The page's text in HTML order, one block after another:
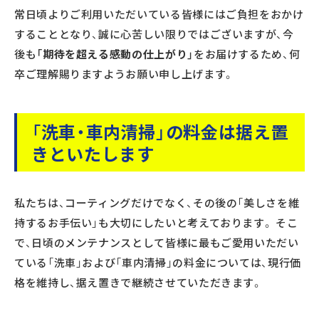
常日頃よりご利用いただいている皆様にはご負担をおかけ
することとなり、誠に心苦しい限りではございますが、今
後も 「期待を超える感動の仕上がり」をお届けするため、何
卒ご理解賜りますようお願い申し上げます。
「洗車・車内清掃」の料金は据え置
きといたします
私たちは、コーティングだけでなく、その後の「美しさを維
持するお手伝い」も大切にしたいと考えております。 そこ
で、日頃のメンテナンスとして皆様に最もご愛用いただい
ている「洗車」および「車内清掃」の料金については、現行価
格を維持し、据え置きで継続させていただきます。